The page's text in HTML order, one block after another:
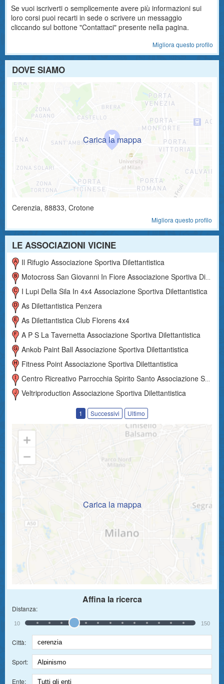
Se vuoi iscriverti o semplicemente avere più informazioni sui
loro corsi puoi recarti in sede o scrivere un messaggio
cliccando sul bottone "Contattaci" presente nella pagina.
Migliora questo profilo
DOVE SIAMO
Cerenzia, 88833, Crotone
Migliora questo profilo
LE ASSOCIAZIONI VICINE
Il Rifugio Associazione Sportiva Dilettantistica
Motocross San Giovanni In Fiore Associazione Sportiva Dilettantistica
I Lupi Della Sila In 4x4 Associazione Sportiva Dilettantistica
As Dilettantistica Penzera
As Dilettantistica Club Florens 4x4
A P S La Tavernetta Associazione Sportiva Dilettantistica
Ankob Paint Ball Associazione Sportiva Dilettantistica
Fitness Point Associazione Sportiva Dilettantistica
Centro Ricreativo Parrocchia Spirito Santo Associazione Sportiva Dilettantistica E Di Promozione Sociale
Veltriproduction Associazione Sportiva Dilettantistica
1 Successivi Ultimo
Carica la mappa
Affina la ricerca
Distanza:
10 150
Città:
Sport:
Ente: